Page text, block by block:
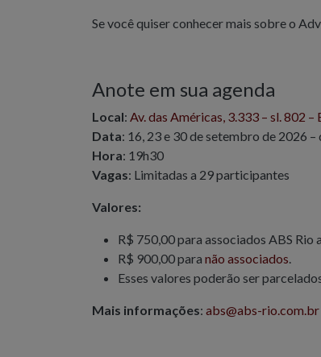
Se você quiser conhecer mais sobre o
Anote em sua agenda
Local: Av. das Américas, 3.333 – sl. 802 –
Data: 16, 23 e 30 de setembro de 2026 –
Hora: 19h30
Vagas: Limitadas a 29 participantes
Valores:
R$ 750,00 para associados ABS Rio
R$ 900,00 para não associados.
Esses valores poderão ser
Mais informações: abs@abs-rio.com.br